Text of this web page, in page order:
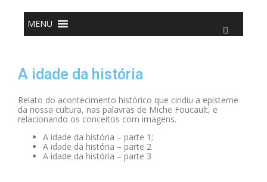
conteúdo
MENU
A idade da história
Relato do acontecimento histórico que cindiu a episteme
da nossa cultura, nas palavras de Miche Foucault, e
relacionando os conceitos com imagens.
A idade da história – parte 1;
A idade da história – parte 2
A idade da história – parte 3